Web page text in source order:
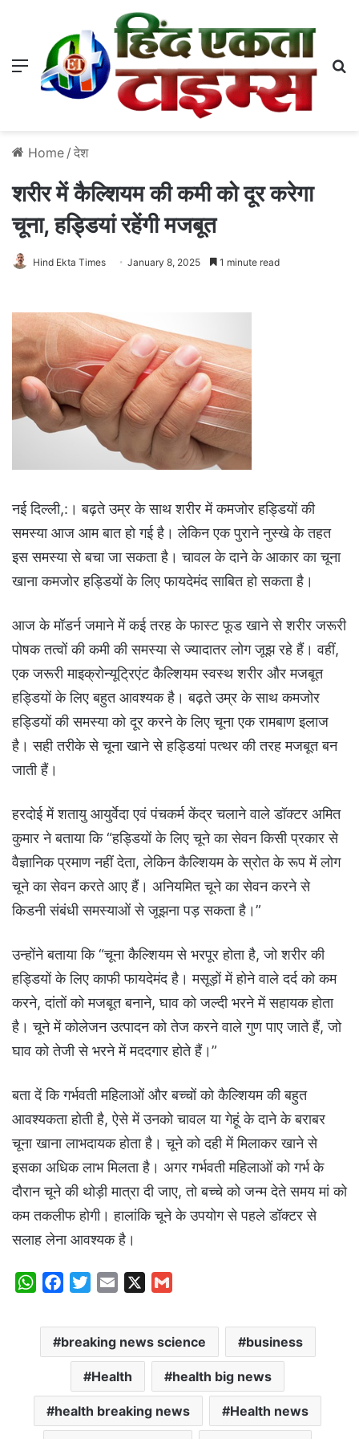
Menu
Home / देश
शरीर में कैल्शियम की कमी को दूर करेगा
चूना, हड्डियां रहेंगी मजबूत
Hind Ekta Times January 8, 2025 1 minute read
नई दिल्ली,:। बढ़ते उम्र के साथ शरीर में कमजोर हड्डियों की
समस्या आज आम बात हो गई है। लेकिन एक पुराने नुस्‍खे के तहत
इस समस्या से बचा जा सकता है। चावल के दाने के आकार का चूना
खाना कमजोर हड्डियों के लिए फायदेमंद साबित हो सकता है।
आज के मॉडर्न जमाने में कई तरह के फास्ट फूड खाने से शरीर जरूरी
पोषक तत्वों की कमी की समस्या से ज्यादातर लोग जूझ रहे हैं। वहीं,
एक जरूरी माइक्रोन्यूट्रिएंट कैल्शियम स्वस्थ शरीर और मजबूत
हड्डियों के लिए बहुत आवश्यक है। बढ़ते उम्र के साथ कमजोर
हड्डियों की समस्या को दूर करने के लिए चूना एक रामबाण इलाज
है। सही तरीके से चूना खाने से हड्डियां पत्थर की तरह मजबूत बन
जाती हैं।
हरदोई में शतायु आयुर्वेदा एवं पंचकर्म केंद्र चलाने वाले डॉक्टर अमित
कुमार ने बताया कि “हड्डियों के लिए चूने का सेवन किसी प्रकार से
वैज्ञानिक प्रमाण नहीं देता, लेकिन कैल्शियम के स्रोत के रूप में लोग
चूने का सेवन करते आए हैं। अनियमित चूने का सेवन करने से
किडनी संबंधी समस्याओं से जूझना पड़ सकता है।”
उन्होंने बताया कि “चूना कैल्शियम से भरपूर होता है, जो शरीर की
हड्डियों के लिए काफी फायदेमंद है। मसूड़ों में होने वाले दर्द को कम
करने, दांतों को मजबूत बनाने, घाव को जल्दी भरने में सहायक होता
है। चूने में कोलेजन उत्पादन को तेज करने वाले गुण पाए जाते हैं, जो
घाव को तेजी से भरने में मददगार होते हैं।”
बता दें कि गर्भवती महिलाओं और बच्चों को कैल्शियम की बहुत
आवश्यकता होती है, ऐसे में उनको चावल या गेहूं के दाने के बराबर
चूना खाना लाभदायक होता है। चूने को दही में मिलाकर खाने से
इसका अधिक लाभ मिलता है। अगर गर्भवती महिलाओं को गर्भ के
दौरान चूने की थोड़ी मात्रा दी जाए, तो बच्चे को जन्म देते समय मां को
कम तकलीफ होगी। हालांकि चूने के उपयोग से पहले डॉक्टर से
सलाह लेना आवश्यक है।
W
a
p
c
e
b
o
k
i
t
t
e
r
a
i
l
a
i
l
breaking news science business
Health health big news
health breaking news Health news